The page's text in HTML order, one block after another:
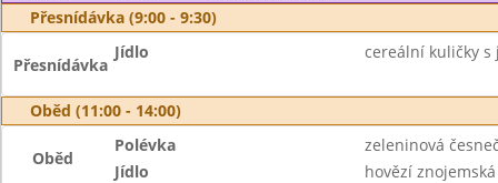
Přesnídávka (9:00 - 9:30)
Přesnídávka
Jídlo cereální kuličky s
Oběd (11:00 - 14:00)
Oběd
Polévka
zeleninová
Jídlo
hovězí